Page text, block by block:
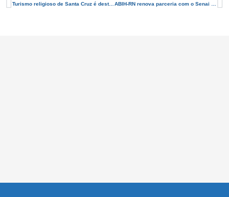
Turismo religioso de Santa Cruz é destaque no Jornal O Estado de São Paulo ABIH-RN renova parceria com o Senai para capacitação de mão de obra do setor hoteleiro